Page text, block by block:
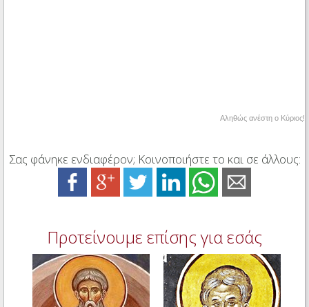
Αληθώς ανέστη ο Κύριος!
Σας φάνηκε ενδιαφέρον; Κοινοποιήστε το και σε άλλους:
Προτείνουμε επίσης για εσάς